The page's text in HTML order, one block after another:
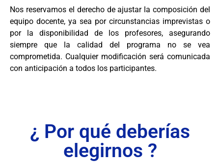
Nos reservamos el derecho de ajustar la composición del
equipo docente, ya sea por circunstancias imprevistas o
por la disponibilidad de los profesores, asegurando
siempre que la calidad del programa no se vea
comprometida. Cualquier modificación será comunicada
con anticipación a todos los participantes.
¿ Por qué deberías
elegirnos ?